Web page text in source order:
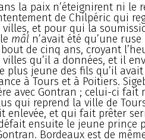
la paix n’éteignirent ni le
de Chilpéric qui
villes, et pour qui la
mâl n’avait été qu’une
de cinq ans, croyant
villes qu’il a données, et il
plus jeune des fils qu’il avait
à Tours et à Poitiers.
avec Gontran ; celui-ci fait
qui reprend la ville de
enlevée, et qui fait prêter
ensuite le jeune prince
Bordeaux est de